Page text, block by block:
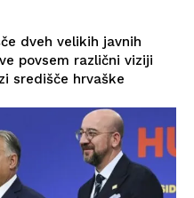
dveh velikih javnih
povsem različni viziji
središče hrvaške